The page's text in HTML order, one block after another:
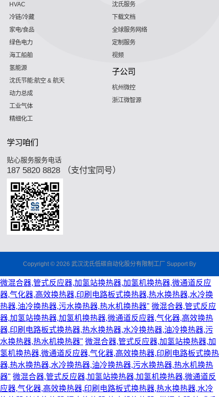
HVAC
冷链/冷藏
家电/食品
绿色电力
海工船舶
氢能源
沈氏节能:航空 & 航天
动力总成
工业气体
精细化工
沈氏服务
下载文档
全球服务网络
定制服务
视频
子公司
杭州微控
浙江微智源
学习咱们
贴心服务服务电话
187 5820 8828 （支付宝同号）
Copyright © 2026 武汉沈氏低碳自动化股分有限制工厂 Support By
微混合器,管式反应器,加氢站换热器,加氢机换热器,微通道反应
器,气化器,高效换热器,印刷电路板式换热器,热水换热器,水冷换
热器,油冷换热器,污水换热器,热水机换热器" 微混合器,管式反应
器,加氢站换热器,加氢机换热器,微通道反应器,气化器,高效换热
器,印刷电路板式换热器,热水换热器,水冷换热器,油冷换热器,污
水换热器,热水机换热器" 微混合器,管式反应器,加氢站换热器,加
氢机换热器,微通道反应器,气化器,高效换热器,印刷电路板式换热
器,热水换热器,水冷换热器,油冷换热器,污水换热器,热水机换热
器" 微混合器,管式反应器,加氢站换热器,加氢机换热器,微通道反
应器,气化器,高效换热器,印刷电路板式换热器,热水换热器,水冷